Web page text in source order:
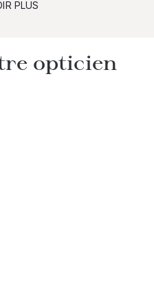
PLUS
opticien